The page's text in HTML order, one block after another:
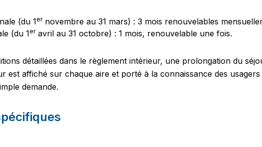
(du 1er novembre au 31 mars) : 3 mois renouvelables
(du 1er avril au 31 octobre) : 1 mois, renouvelable une fois.
détaillées dans le règlement intérieur, une prolongation du
est affiché sur chaque aire et porté à la connaissance des
demande.